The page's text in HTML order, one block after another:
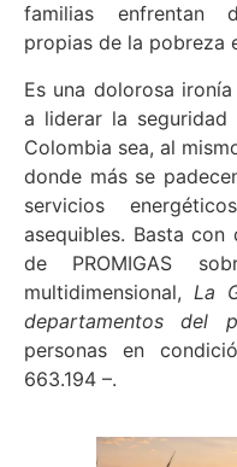
familias enfrentan
propias de la pobreza
Es una dolorosa
a liderar la seguridad
Colombia sea, al
donde más se
servicios
asequibles. Basta
de PROMIGAS
multidimensional, La
departamentos del
personas en
663.194 –.